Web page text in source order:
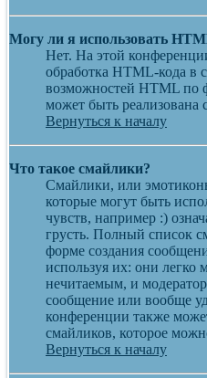
Могу ли я использовать
Нет. На этой
обработка HTML-кода в
возможностей HTML по
может быть реализована
Вернуться к началу
Что такое смайлики?
Смайлики, или
которые могут быть
чувств, например :)
грусть. Полный список
форме создания
используя их: они легко
нечитаемым, и
сообщение или вообще
конференции также
смайликов, которое
Вернуться к началу